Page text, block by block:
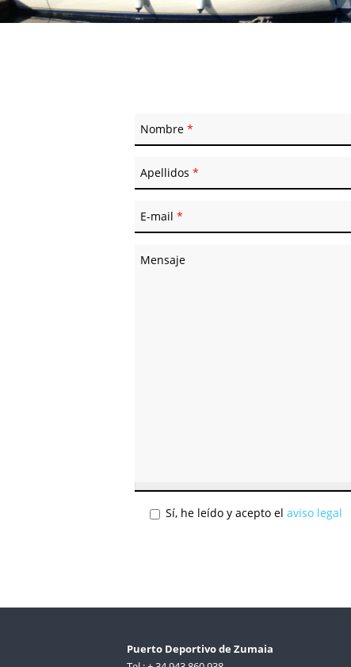
Nombre*
Apellidos*
E-mail*
Mensaje
Sí, he leído y acepto elaviso legal
Puerto Deportivo de Zumaia